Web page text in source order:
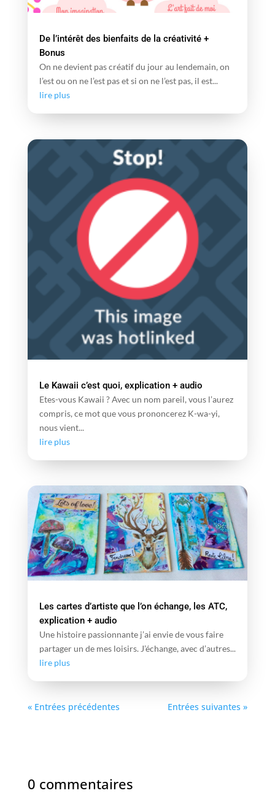
De l’intérêt des bienfaits de la créativité +
Bonus
On ne devient pas créatif du jour au lendemain, on
l’est ou on ne l’est pas et si on ne l’est pas, il est...
lire plus
Le Kawaii c’est quoi, explication + audio
Etes-vous Kawaii ? Avec un nom pareil, vous l’aurez
compris, ce mot que vous prononcerez K-wa-yi,
nous vient...
lire plus
Les cartes d’artiste que l’on échange, les ATC,
explication + audio
Une histoire passionnante j’ai envie de vous faire
partager un de mes loisirs. J’échange, avec d’autres...
lire plus
« Entrées précédentes Entrées suivantes »
0 commentaires